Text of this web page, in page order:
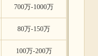
700万-1000万
80万-150万
100万-200万